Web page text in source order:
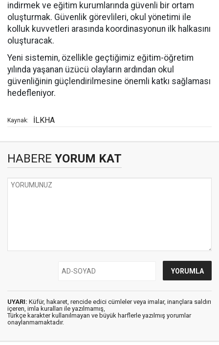
indirmek ve eğitim kurumlarında güvenli bir ortam
oluşturmak. Güvenlik görevlileri, okul yönetimi ile
kolluk kuvvetleri arasında koordinasyonun ilk halkasını
oluşturacak.
Yeni sistemin, özellikle geçtiğimiz eğitim-öğretim
yılında yaşanan üzücü olayların ardından okul
güvenliğinin güçlendirilmesine önemli katkı sağlaması
hedefleniyor.
Kaynak: İLKHA
HABERE YORUM KAT
UYARI: Küfür, hakaret, rencide edici cümleler veya imalar, inançlara saldırı
içeren, imla kuralları ile yazılmamış,
Türkçe karakter kullanılmayan ve büyük harflerle yazılmış yorumlar
onaylanmamaktadır.